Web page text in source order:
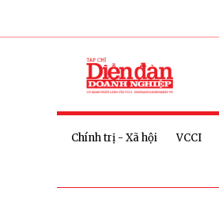
Chính trị - Xã hội VCCI